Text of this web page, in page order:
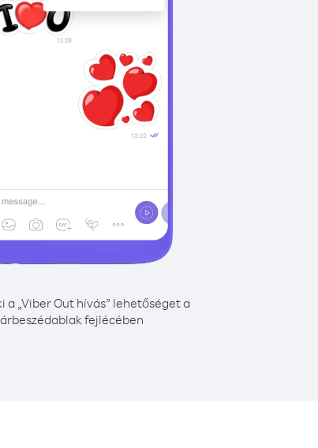
a „Viber Out hívás” lehetőséget a
fejlécében